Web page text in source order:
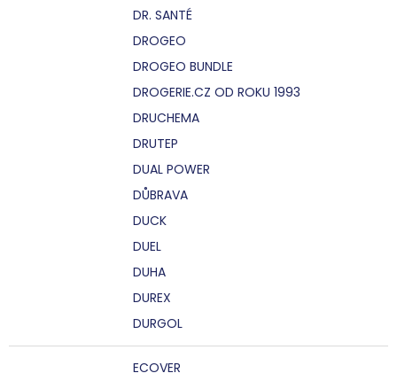
DR. SANTÉ
DROGEO
DROGEO BUNDLE
DROGERIE.CZ OD ROKU 1993
DRUCHEMA
DRUTEP
DUAL POWER
DŮBRAVA
DUCK
DUEL
DUHA
DUREX
DURGOL
ECOVER